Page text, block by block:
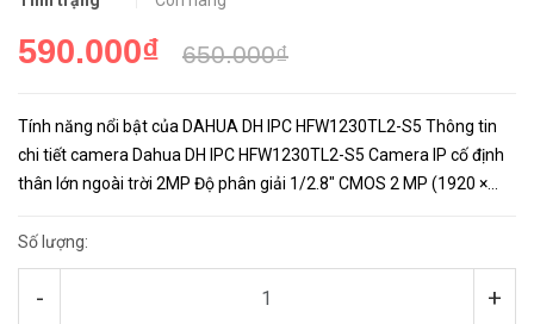
590.000₫ 650.000₫
Tính năng nổi bật của DAHUA DH IPC HFW1230TL2-S5 Thông tin
chi tiết camera Dahua DH IPC HFW1230TL2-S5 Camera IP cố định
thân lớn ngoài trời 2MP Độ phân giải 1/2.8″ CMOS 2 MP (1920 ×
Số lượng:
- +